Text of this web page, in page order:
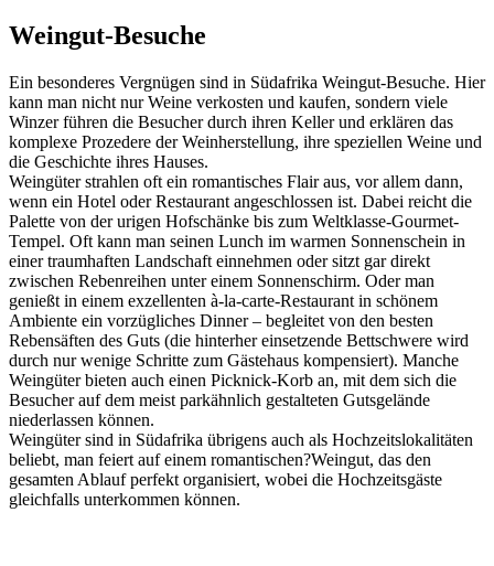
Weingut-Besuche
Ein besonderes Vergnügen sind in Südafrika Weingut-Besuche. Hier
kann man nicht nur Weine verkosten und kaufen, sondern viele
Winzer führen die Besucher durch ihren Keller und erklären das
komplexe Prozedere der Weinherstellung, ihre speziellen Weine und
die Geschichte ihres Hauses.
Weingüter strahlen oft ein romantisches Flair aus, vor allem dann,
wenn ein Hotel oder Restaurant angeschlossen ist. Dabei reicht die
Palette von der urigen Hofschänke bis zum Weltklasse-Gourmet-
Tempel. Oft kann man seinen Lunch im warmen Sonnenschein in
einer traumhaften Landschaft einnehmen oder sitzt gar direkt
zwischen Rebenreihen unter einem Sonnenschirm. Oder man
genießt in einem exzellenten à-la-carte-Restaurant in schönem
Ambiente ein vorzügliches Dinner – begleitet von den besten
Rebensäften des Guts (die hinterher einsetzende Bettschwere wird
durch nur wenige Schritte zum Gästehaus kompensiert). Manche
Weingüter bieten auch einen Picknick-Korb an, mit dem sich die
Besucher auf dem meist parkähnlich gestalteten Gutsgelände
niederlassen können.
Weingüter sind in Südafrika übrigens auch als Hochzeitslokalitäten
beliebt, man feiert auf einem romantischen?Weingut, das den
gesamten Ablauf perfekt organisiert, wobei die Hochzeitsgäste
gleichfalls unterkommen können.